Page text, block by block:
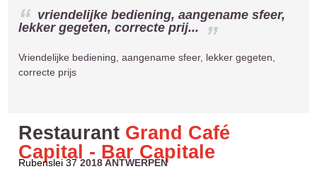
vriendelijke bediening, aangename sfeer,
lekker gegeten, correcte prij...
Vriendelijke bediening, aangename sfeer, lekker gegeten,
correcte prijs
Restaurant Grand Café
Capital - Bar Capitale
Rubenslei 372018 ANTWERPEN